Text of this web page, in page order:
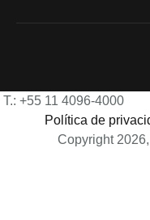
T.: +55
Política de
Copyright